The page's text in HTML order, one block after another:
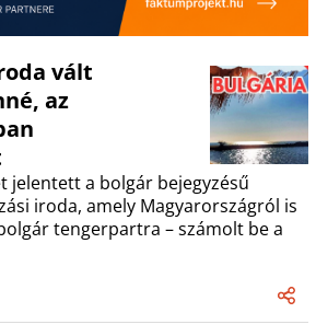
vált
az
jelentett a bolgár bejegyzésű
iroda, amely Magyarországról is
tengerpartra – számolt be a